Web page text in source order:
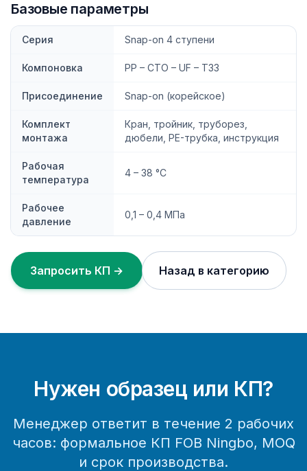
Базовые параметры
Серия Snap-on 4 ступени
Компоновка PP – CTO – UF – T33
Присоединение Snap-on (корейское)
Комплект
монтажа
Кран, тройник, труборез,
дюбели, PE-трубка, инструкция
Рабочая
температура
4 – 38 °C
Рабочее
давление
0,1 – 0,4 МПа
Запросить КП → Назад в категорию
Нужен образец или КП?
Менеджер ответит в течение 2 рабочих
часов: формальное КП FOB Ningbo, MOQ
и срок производства.